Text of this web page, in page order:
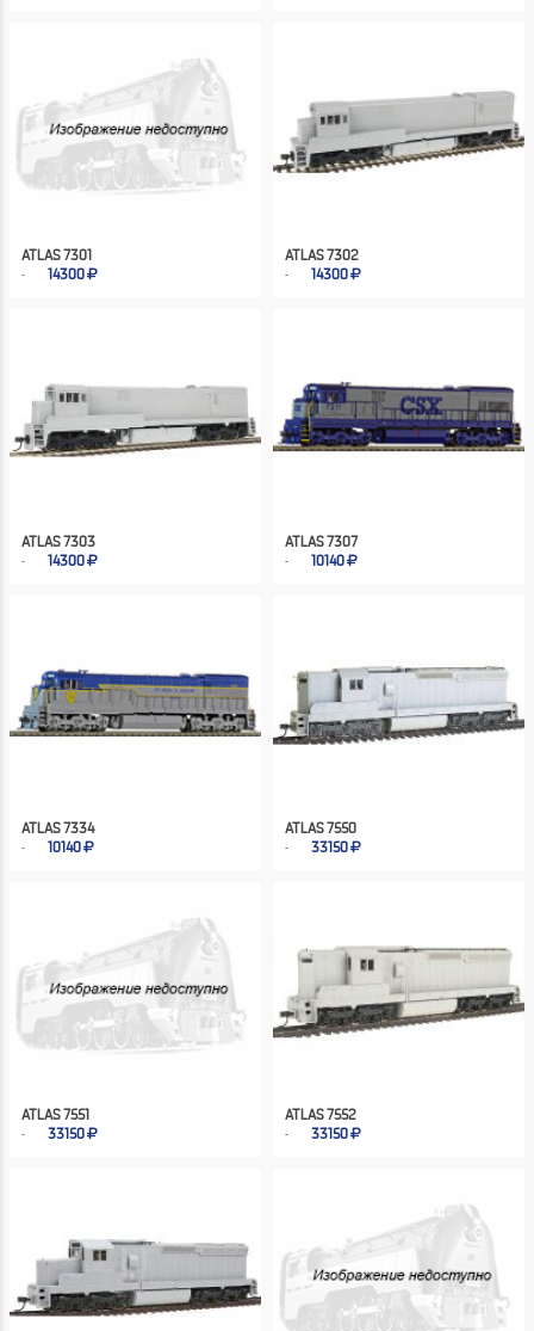
ATLAS 7301
14300
ATLAS 7302
14300
ATLAS 7303
14300
ATLAS 7307
10140
ATLAS 7334
10140
ATLAS 7550
33150
ATLAS 7551
33150
ATLAS 7552
33150